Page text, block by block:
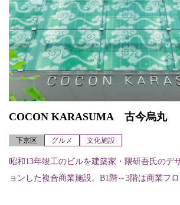
COCON KARASUMA 古今烏丸
下京区 グルメ 文化施設
昭和13年竣工のビルを建築家・隈研吾氏のデ
ョンした複合商業施設。B1階～3階は商業フロ